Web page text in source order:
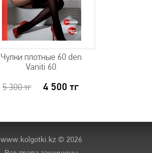
Чулки плотные 60 den
Vaniti 60
5 300тг 4 500 тг
www.kolgotki.kz© 2026